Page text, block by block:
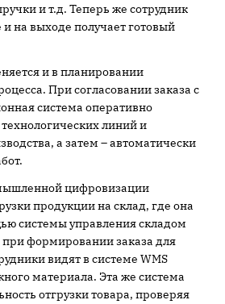
и т.д. Теперь же сотрудник
на выходе получает готовый
и в планировании
При согласовании заказа с
система оперативно
линий и
а затем – автоматически
цифровизации
продукции на склад, где она
системы управления складом
формировании заказа для
видят в системе WMS
материала. Эта же система
отгрузки товара, проверяя